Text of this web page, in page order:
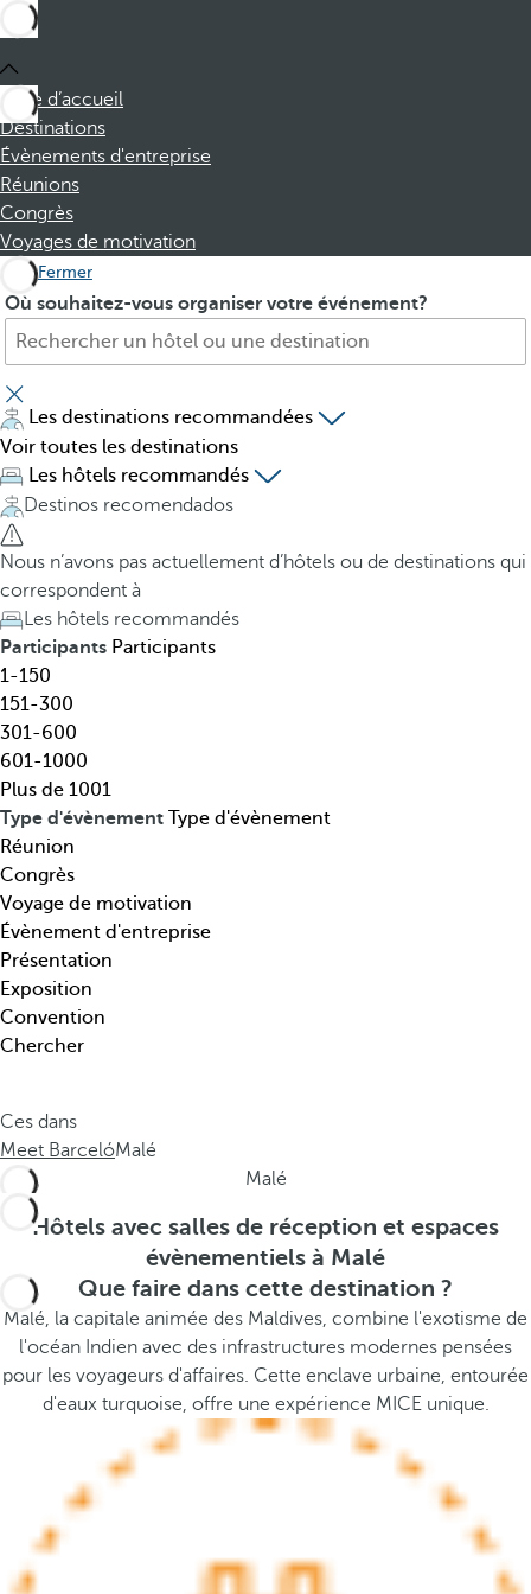
Page d’accueil
Destinations
Évènements d'entreprise
Réunions
Congrès
Voyages de motivation
Fermer
Où souhaitez-vous organiser votre événement?
H
t
e
l
,
d
e
s
t
i
n
a
t
i
o
n
,
t
h
é
m
a
t
i
q
u
.
.
P
e
s
s
i
n
g
t
h
e
d
o
w
n
a
r
r
o
w
k
e
y
o
p
e
n
h
e
a
d
o
Les destinations recommandées
Voir toutes les destinations
Les hôtels recommandés
Destinos recomendados
Nous n’avons pas actuellement d’hôtels ou de destinations qui
correspondent à
Les hôtels recommandés
Participants Participants
1-150
151-300
301-600
601-1000
Plus de 1001
Type d'évènement Type d'évènement
Réunion
Congrès
Voyage de motivation
Évènement d'entreprise
Présentation
Exposition
Convention
Chercher
Ces dans
Meet BarcelóMalé
Malé
Hôtels avec salles de réception et espaces
évènementiels à Malé
Que faire dans cette destination ?
Malé, la capitale animée des Maldives, combine l'exotisme de
l'océan Indien avec des infrastructures modernes pensées
pour les voyageurs d'affaires. Cette enclave urbaine, entourée
d'eaux turquoise, offre une expérience MICE unique.